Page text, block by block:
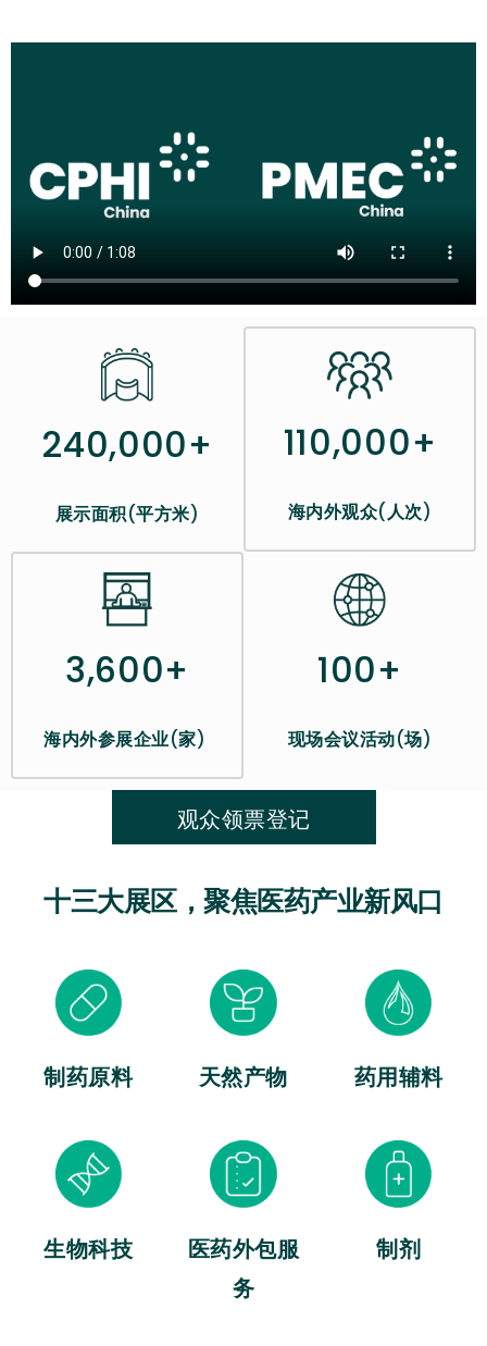
240,000+
展示面积(平方米)
110,000+
海内外观众(人次)
3,600+
海内外参展企业(家)
100+
现场会议活动(场)
观众领票登记
十三大展区，聚焦医药产业新风口
制药原料 天然产物 药用辅料
生物科技
医药外包服
务
制剂